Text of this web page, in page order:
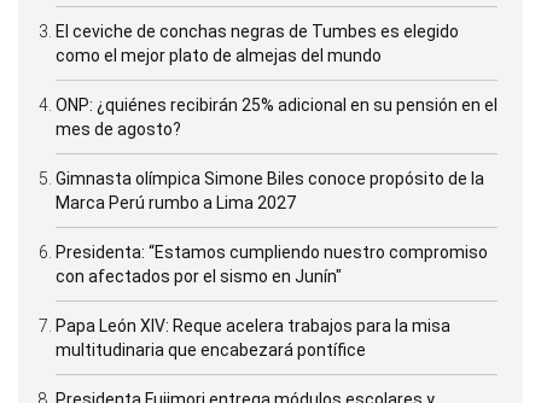
El ceviche de conchas negras de Tumbes es elegido
como el mejor plato de almejas del mundo
ONP: ¿quiénes recibirán 25% adicional en su pensión en el
mes de agosto?
Gimnasta olímpica Simone Biles conoce propósito de la
Marca Perú rumbo a Lima 2027
Presidenta: “Estamos cumpliendo nuestro compromiso
con afectados por el sismo en Junín"
Papa León XIV: Reque acelera trabajos para la misa
multitudinaria que encabezará pontífice
Presidenta Fujimori entrega módulos escolares y